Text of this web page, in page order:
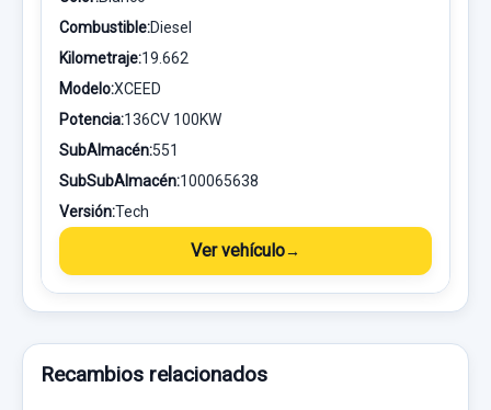
Combustible:Diesel
Kilometraje:19.662
Modelo:XCEED
Potencia:136CV 100KW
SubAlmacén:551
SubSubAlmacén:100065638
Versión:Tech
Ver vehículo
Recambios relacionados